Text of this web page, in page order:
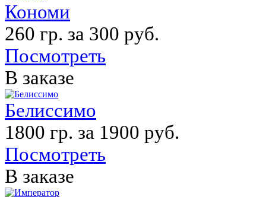
Кономи
260 гр. за 300 руб.
Посмотреть
В заказе
Белиссимо
1800 гр. за 1900 руб.
Посмотреть
В заказе